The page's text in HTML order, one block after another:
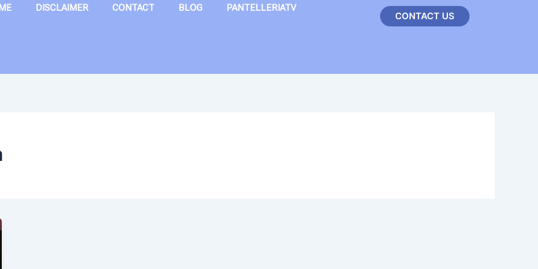
DISCLAIMER CONTACT BLOG PANTELLERIATV
CONTACT US